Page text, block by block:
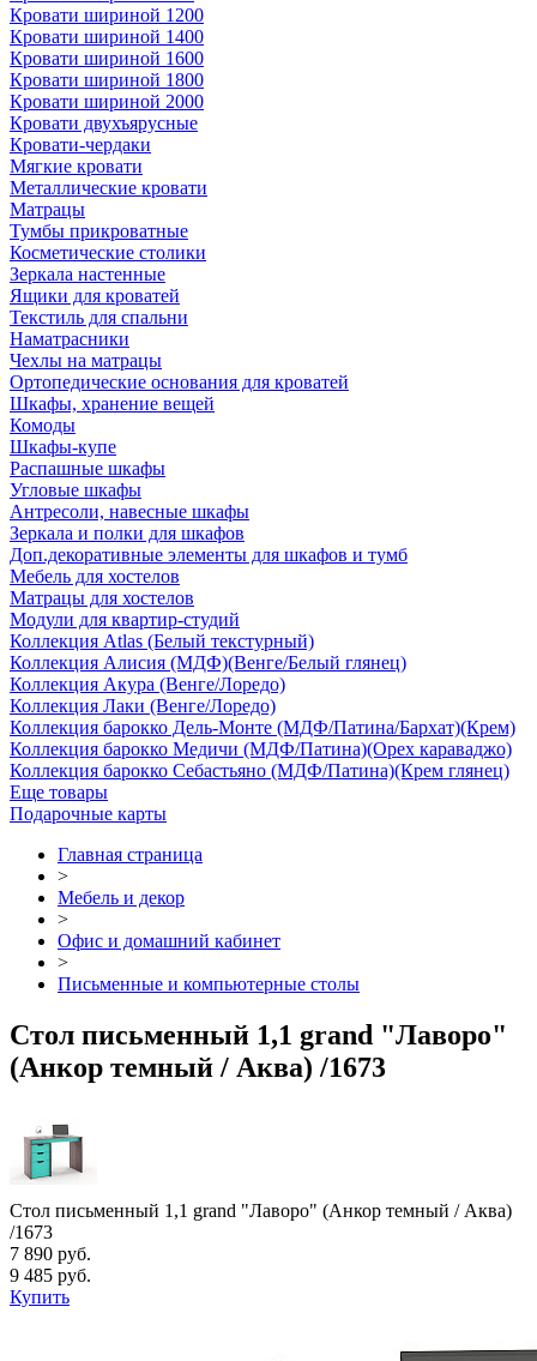
Кровати шириной 1200
Кровати шириной 1400
Кровати шириной 1600
Кровати шириной 1800
Кровати шириной 2000
Кровати двухъярусные
Кровати-чердаки
Мягкие кровати
Металлические кровати
Матрацы
Тумбы прикроватные
Косметические столики
Зеркала настенные
Ящики для кроватей
Текстиль для спальни
Наматрасники
Чехлы на матрацы
Ортопедические основания для кроватей
Шкафы, хранение вещей
Комоды
Шкафы-купе
Распашные шкафы
Угловые шкафы
Антресоли, навесные шкафы
Зеркала и полки для шкафов
Доп.декоративные элементы для шкафов и тумб
Мебель для хостелов
Матрацы для хостелов
Модули для квартир-студий
Коллекция Atlas (Белый текстурный)
Коллекция Алисия (МДФ)(Венге/Белый глянец)
Коллекция Акура (Венге/Лоредо)
Коллекция Лаки (Венге/Лоредо)
Коллекция барокко Дель-Монте (МДФ/Патина/Бархат)(Крем)
Коллекция барокко Медичи (МДФ/Патина)(Орех караваджо)
Коллекция барокко Себастьяно (МДФ/Патина)(Крем глянец)
Еще товары
Подарочные карты
Главная страница
>
Мебель и декор
>
Офис и домашний кабинет
>
Письменные и компьютерные столы
Стол письменный 1,1 grand "Лаворо"
(Анкор темный / Аква) /1673
Стол письменный 1,1 grand "Лаворо" (Анкор темный / Аква)
/1673
7 890 руб.
9 485 руб.
Купить